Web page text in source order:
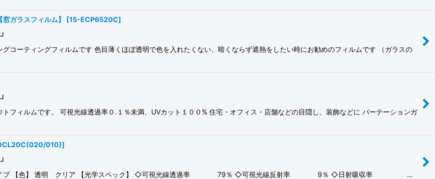
ガラスフィルム】 [15-ECP6520C]
コーティングフィルムです 色目薄くほぼ透明で色を入れたくない、暗くならず遮熱をしたい時にお勧めのフィルムです （ガラスの
フィルムです。 可視光線透過率０.１％未満、UVカット１００% 住宅・オフィス・店舗などの目隠し、装飾などに パーテーションガ
010)]
断熱タイプ 【色】 透明 クリア 【光学スペック】 ◇可視光線透過率 79％ ◇可視光線反射率 9％ ◇日射吸収率 …